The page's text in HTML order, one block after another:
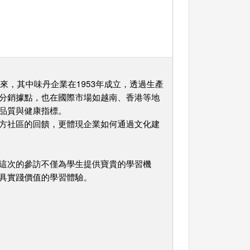
，其中味丹企業在1953年成立，透過生產
銷據點，也在國際市場如越南、香港等地
與健康指標。
社區的回饋，更體現企業如何通過文化建
次的參訪不僅為學生提供寶貴的學習機
踐價值的學習體驗。